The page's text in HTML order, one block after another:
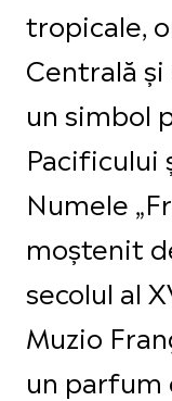
tropicale,
Centrală
un simbol
Pacificului
Numele
moștenit
secolul al
Muzio
un parfum